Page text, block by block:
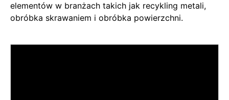
elementów w branżach takich jak recykling metali,
obróbka skrawaniem i obróbka powierzchni.